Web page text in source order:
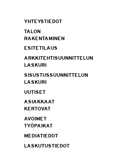
YHTEYSTIEDOT
TALON
RAKENTAMINEN
ESITETILAUS
ARKKITEHTISUUNNITTELUN
LASKURI
SISUSTUSSUUNNITTELUN
LASKURI
UUTISET
ASIAKKAAT
KERTOVAT
AVOIMET
TYÖPAIKAT
MEDIATIEDOT
LASKUTUSTIEDOT